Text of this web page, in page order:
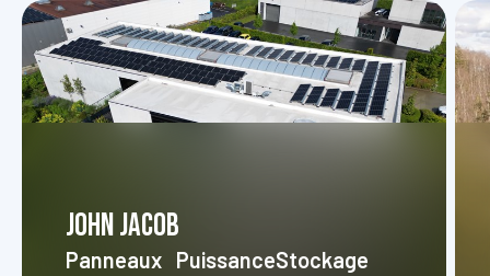
John Jacob
Panneaux PuissanceStockage